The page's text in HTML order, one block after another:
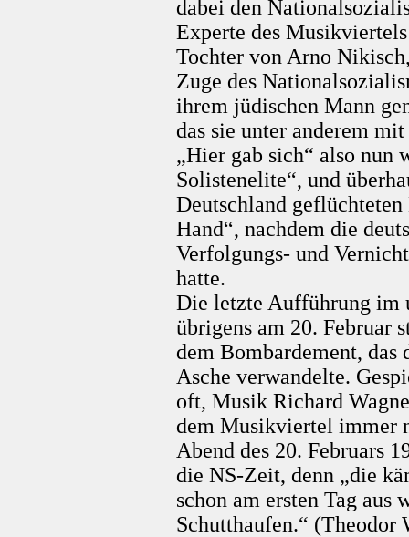
dabei den
Experte des
Tochter von Arno
Zuge des
ihrem jüdischen Mann
das sie unter anderem
„Hier gab sich“ also
Solistenelite“, und
Deutschland
Hand“, nachdem die
Verfolgungs- und
hatte.
Die letzte Aufführung im
übrigens am 20. Februar
dem Bombardement, das
Asche verwandelte.
oft, Musik Richard
dem Musikviertel immer
Abend des 20. Februars
die NS-Zeit, denn „die
schon am ersten Tag
Schutthaufen.“ (Theodor